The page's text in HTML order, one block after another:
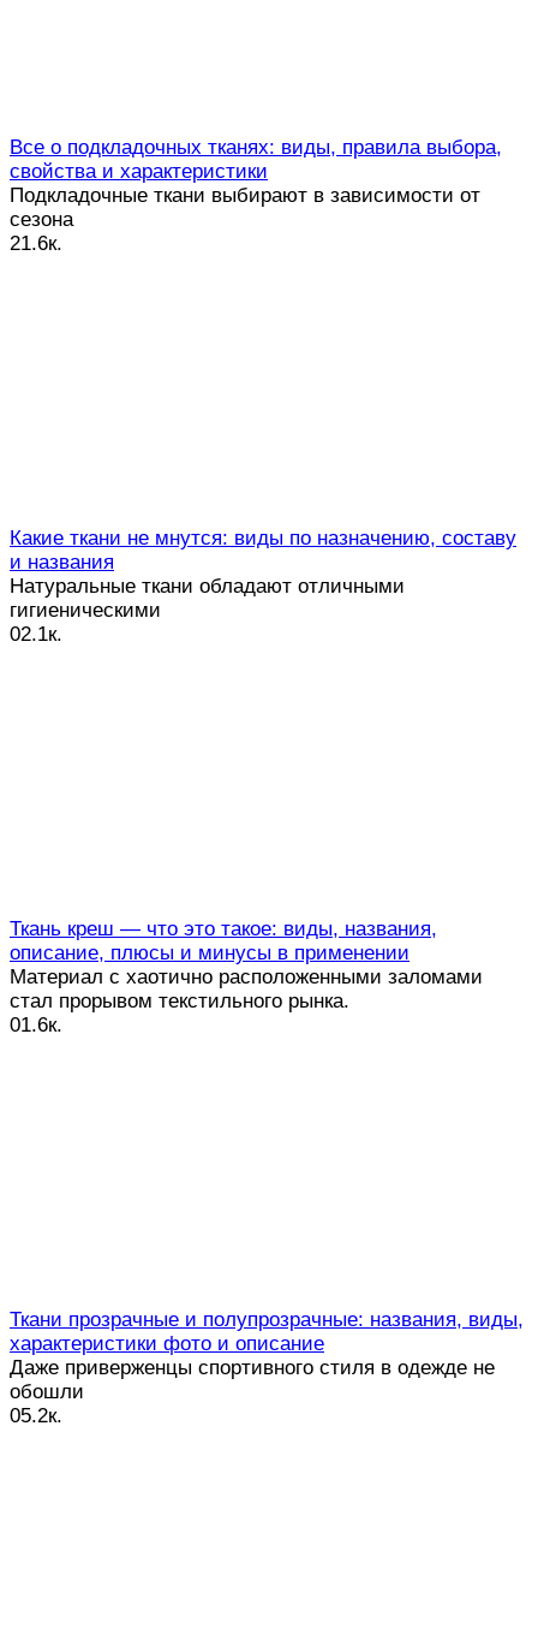
Все о подкладочных тканях: виды, правила выбора,
свойства и характеристики
Подкладочные ткани выбирают в зависимости от
сезона
21.6к.
Какие ткани не мнутся: виды по назначению, составу
и названия
Натуральные ткани обладают отличными
гигиеническими
02.1к.
Ткань креш — что это такое: виды, названия,
описание, плюсы и минусы в применении
Материал с хаотично расположенными заломами
стал прорывом текстильного рынка.
01.6к.
Ткани прозрачные и полупрозрачные: названия, виды,
характеристики фото и описание
Даже приверженцы спортивного стиля в одежде не
обошли
05.2к.